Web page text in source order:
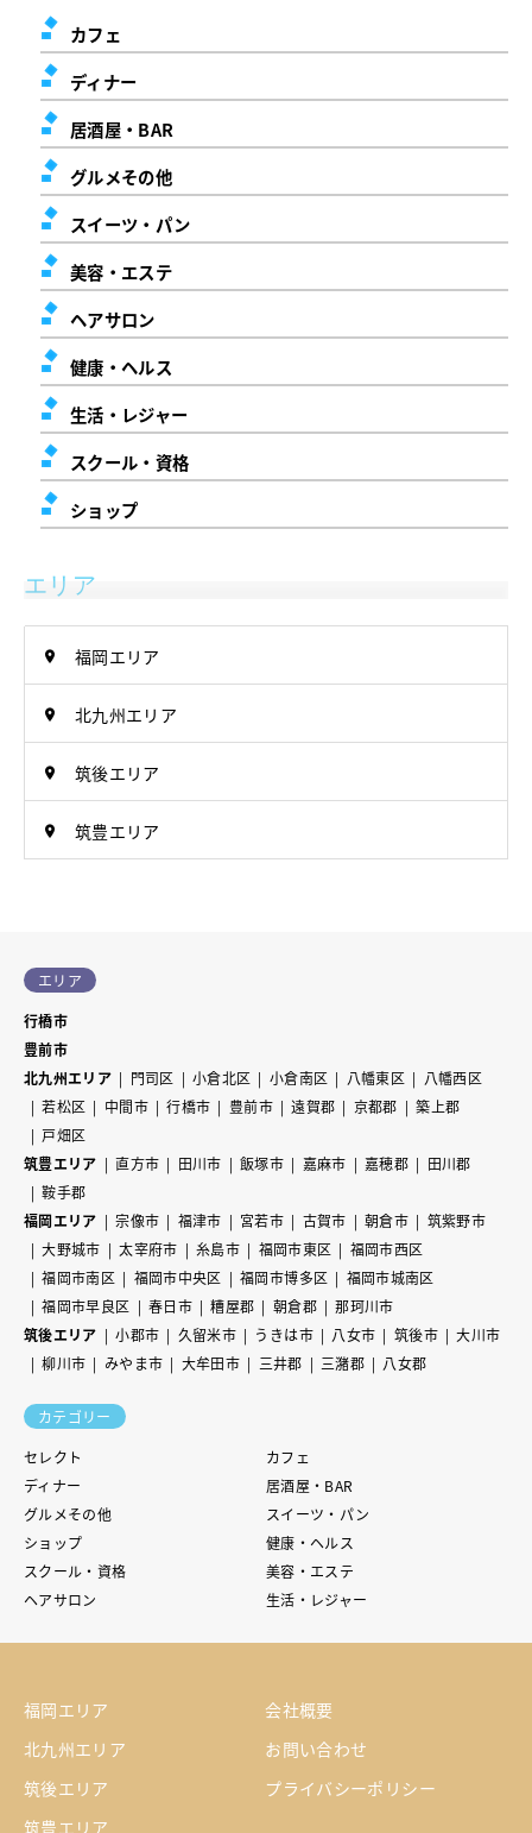
カフェ
ディナー
居酒屋・BAR
グルメその他
スイーツ・パン
美容・エステ
ヘアサロン
健康・ヘルス
生活・レジャー
スクール・資格
ショップ
エリア
福岡エリア
北九州エリア
筑後エリア
筑豊エリア
エリア
行橋市
豊前市
北九州エリア
門司区 小倉北区 小倉南区 八幡東区
八幡西区
若松区
中間市 行橋市 豊前市 遠賀郡 京都郡
築上郡
戸畑区
筑豊エリア
直方市 田川市 飯塚市 嘉麻市 嘉穂郡
田川郡
鞍手郡
福岡エリア
宗像市 福津市 宮若市 古賀市 朝倉市
筑紫野市
大野城市
太宰府市 糸島市 福岡市東区
福岡市西区
福岡市南区
福岡市中央区 福岡市博多区
福岡市城南区
福岡市早良区
春日市 糟屋郡 朝倉郡
那珂川市
筑後エリア
小郡市 久留米市 うきは市 八女市 筑後市
大川市
柳川市
みやま市 大牟田市 三井郡 三潴郡 八女郡
カテゴリー
セレクト
カフェ
ディナー
居酒屋・BAR
グルメその他
スイーツ・パン
ショップ
健康・ヘルス
スクール・資格
美容・エステ
ヘアサロン
生活・レジャー
福岡エリア
北九州エリア
筑後エリア
筑豊エリア
会社概要
お問い合わせ
プライバシーポリシー